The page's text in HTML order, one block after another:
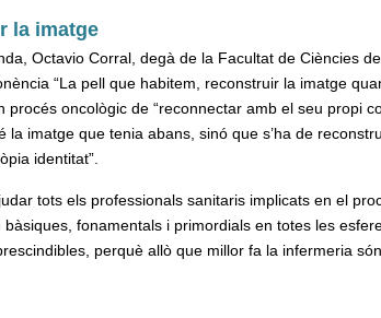
la imatge
Octavio Corral, degà de la Facultat de Ciències
“La pell que habitem, reconstruir la imatge
procés oncològic de “reconnectar amb el seu propi
la imatge que tenia abans, sinó que s’ha de
identitat”.
tots els professionals sanitaris implicats en el
bàsiques, fonamentals i primordials en totes les
perquè allò que millor fa la infermeria